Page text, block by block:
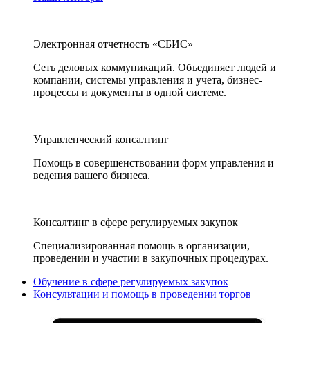
Электронная отчетность «СБИС»
Сеть деловых коммуникаций. Объединяет людей и
компании, системы управления и учета, бизнес-
процессы и документы в одной системе.
Управленческий консалтинг
Помощь в совершенствовании форм управления и
ведения вашего бизнеса.
Консалтинг в сфере регулируемых закупок
Специализированная помощь в организации,
проведении и участии в закупочных процедурах.
Обучение в сфере регулируемых закупок
Консультации и помощь в проведении торгов